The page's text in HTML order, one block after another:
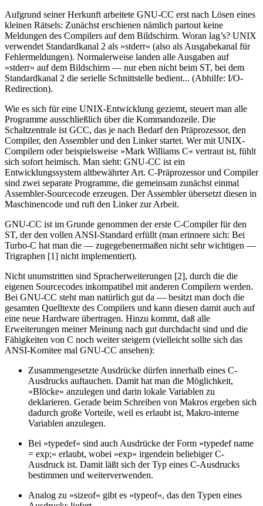
Aufgrund seiner Herkunft arbeitete GNU-CC erst nach Lösen eines
kleinen Rätsels: Zunächst erschienen nämlich partout keine
Meldungen des Compilers auf dem Bildschirm. Woran lag’s? UNIX
verwendet Standardkanal 2 als »stderr« (also als Ausgabekanal für
Fehlermeldungen). Normalerweise landen alle Ausgaben auf
»stderr« auf dem Bildschirm — nur eben nicht beim ST, bei dem
Standardkanal 2 die serielle Schnittstelle bedient... (Abhilfe: I/O-
Redirection).
Wie es sich für eine UNIX-Entwicklung geziemt, steuert man alle
Programme ausschließlich über die Kommandozeile. Die
Schaltzentrale ist GCC, das je nach Bedarf den Präprozessor, den
Compiler, den Assembler und den Linker startet. Wer mit UNIX-
Compilern oder beispielsweise »Mark Williams C« vertraut ist, fühlt
sich sofort heimisch. Man sieht: GNU-CC ist ein
Entwicklungssystem altbewährter Art. C-Präprozessor und Compiler
sind zwei separate Programme, die gemeinsam zunächst einmal
Assembler-Sourcecode erzeugen. Der Assembler übersetzt diesen in
Maschinencode und ruft den Linker zur Arbeit.
GNU-CC ist im Grunde genommen der erste C-Compiler für den
ST, der den vollen ANSI-Standard erfüllt (man erinnere sich: Bei
Turbo-C hat man die — zugegebenermaßen nicht sehr wichtigen —
Trigraphen [1] nicht implementiert).
Nicht unumstritten sind Spracherweiterungen [2], durch die die
eigenen Sourcecodes inkompatibel mit anderen Compilern werden.
Bei GNU-CC steht man natürlich gut da — besitzt man doch die
gesamten Quelltexte des Compilers und kann diesen damit auch auf
eine neue Hardware übertragen. Hinzu kommt, daß alle
Erweiterungen meiner Meinung nach gut durchdacht sind und die
Fähigkeiten von C noch weiter steigern (vielleicht sollte sich das
ANSI-Komitee mal GNU-CC ansehen):
Zusammengesetzte Ausdrücke dürfen innerhalb eines C-
Ausdrucks auftauchen. Damit hat man die Möglichkeit,
»Blöcke« anzulegen und darin lokale Variablen zu
deklarieren. Gerade beim Schreiben von Makros ergeben sich
dadurch große Vorteile, weil es erlaubt ist, Makro-interne
Variablen anzulegen.
Bei »typedef« sind auch Ausdrücke der Form »typedef name
= exp;« erlaubt, wobei »exp« irgendein beliebiger C-
Ausdruck ist. Damit läßt sich der Typ eines C-Ausdrucks
bestimmen und weiterverwenden.
Analog zu »sizeof« gibt es »typeof«, das den Typen eines